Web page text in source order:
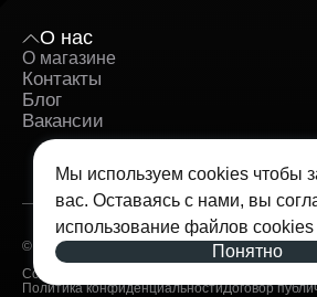
Мы используем cookies чтобы
вас. Оставаясь с нами, вы
использование файлов cookies
Понятно
О нас
О магазине
Контакты
Блог
Вакансии
© 2026 — iSpace. Все права защищены.
Согласие на обработку персональных данных
Политика конфиденциальностиДоговор